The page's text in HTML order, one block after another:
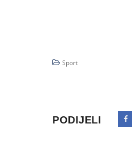
Sport
PODIJELI